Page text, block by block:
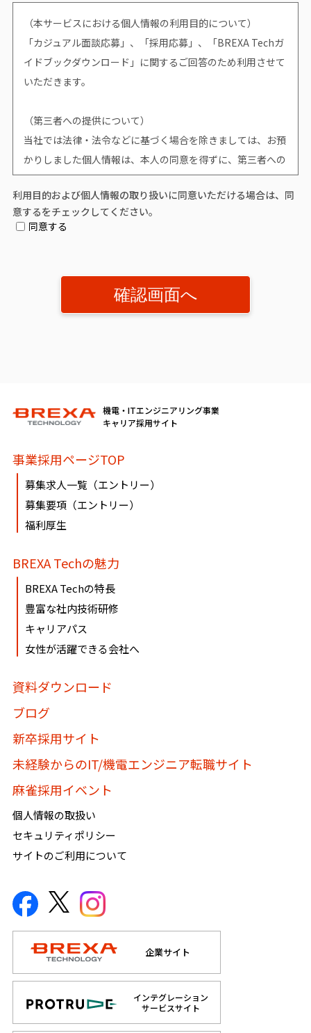
（本サービスにおける個人情報の利用目的について）
「カジュアル面談応募」、「採用応募」、「BREXA Techガ
イドブックダウンロード」に関するご回答のため利用させて
いただきます。
（第三者への提供について）
当社では法律・法令などに基づく場合を除きましては、お預
かりしました個人情報は、本人の同意を得ずに、第三者への
提供はいたしません。
（個人情報提供の任意性について）
サービスなどのご提供ができません。
（開示対象個人情報の「利用目的の通知」「開示」「訂正、
必要に応じて窓口までご連絡ください。
《個人情報相談窓口》
東京都千代田区丸の内1-8-3 丸の内トラストタワー本館16・
17階
株式会社BREXA Technology
個人情報保護管理者：吉野 貴博
TEL:03-3286-4777 FAX:03-3286-4778
利用目的および個人情報の取り扱いに同意いただける場合は、同
意するをチェックしてください。
同意する
機電・ITエンジニアリング事業
キャリア採用サイト
事業採用ページTOP
募集求人一覧（エントリー）
募集要項（エントリー）
福利厚生
BREXA Techの魅力
BREXA Techの特長
豊富な社内技術研修
キャリアパス
女性が活躍できる会社へ
資料ダウンロード
ブログ
新卒採用サイト
未経験からのIT/機電エンジニア転職サイト
麻雀採用イベント
個人情報の取扱い
セキュリティポリシー
サイトのご利用について
企業サイト
インテグレーション
サービスサイト